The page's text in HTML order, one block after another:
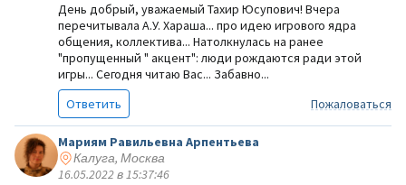
День добрый, уважаемый Тахир Юсупович! Вчера
перечитывала А.У. Хараша... про идею игрового ядра
общения, коллектива... Натолкнулась на ранее
"пропущенный " акцент": люди рождаются ради этой
игры... Сегодня читаю Вас... Забавно...
Ответить
Пожаловаться
Мариям Равильевна Арпентьева
Калуга, Москва
16.05.2022 в 15:37:46